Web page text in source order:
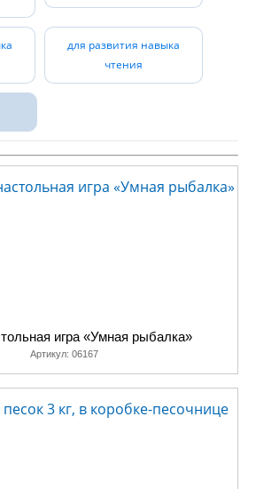
для развития навыка
чтения
игра «Умная рыбалка»
Артикул: 06167